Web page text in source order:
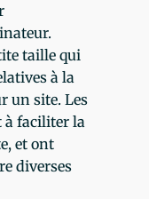
taille qui
à la
un site. Les
à faciliter la
et ont
diverses